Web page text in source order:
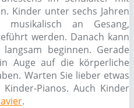
Kinder unter sechs Jahren
an Gesang,
werden. Danach kann
beginnen. Gerade
Auge auf die körperliche
Warten Sie lieber etwas
Pianos. Auch Kinder
.